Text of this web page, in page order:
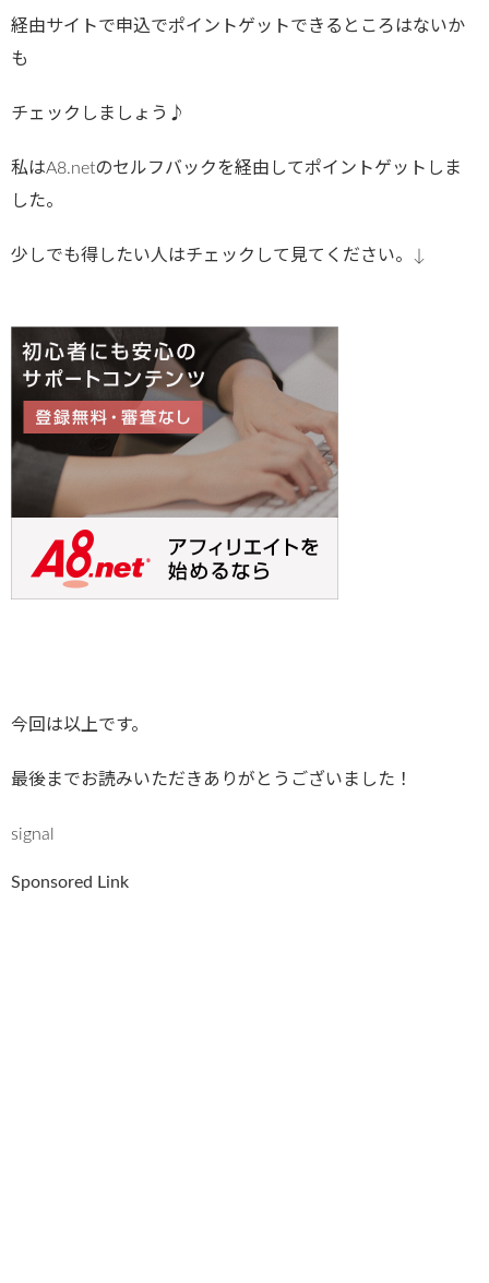
経由サイトで申込でポイントゲットできるところはないか
も
チェックしましょう♪
私はA8.netのセルフバックを経由してポイントゲットしま
した。
少しでも得したい人はチェックして見てください。↓
今回は以上です。
最後までお読みいただきありがとうございました！
signal
Sponsored Link